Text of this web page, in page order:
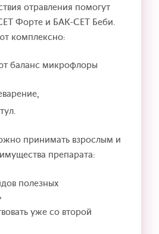
отравления помогут
Форте и БАК-СЕТ Беби.
комплексно:
баланс микрофлоры
принимать взрослым и
препарата:
полезных
уже со второй